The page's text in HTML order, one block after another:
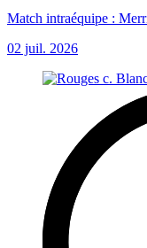
Match intraéquipe :
02 juil. 2026